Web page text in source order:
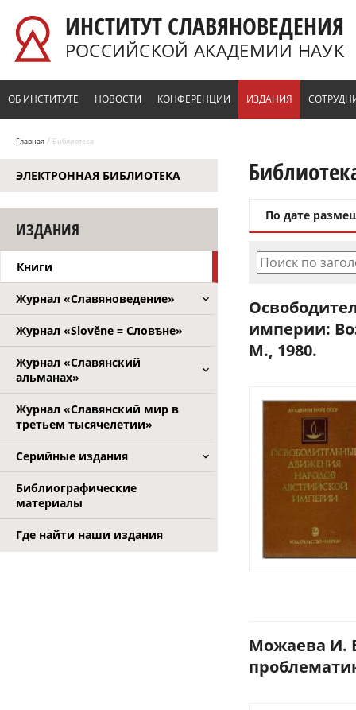
ИНСТИТУТ СЛАВЯНОВЕДЕНИЯ
РОССИЙСКОЙ АКАДЕМИИ НАУК
ОБ ИНСТИТУТЕ НОВОСТИ КОНФЕРЕНЦИИ ИЗДАНИЯ
Главная / Библиотека
ЭЛЕКТРОННАЯ БИБЛИОТЕКА
ИЗДАНИЯ
Книги
Журнал «Славяноведение»
Журнал «Slověne = Словѣне»
Журнал «Славянский
альманах»
Журнал «Славянский мир в
третьем тысячелетии»
Серийные издания
Библиографические
материалы
Где найти наши издания
По дате
Поиск по
империи:
М., 1980.
Можаева И.